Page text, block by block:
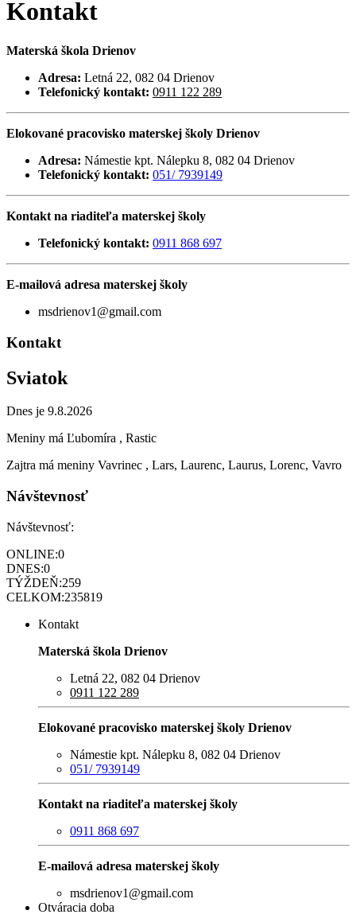
Kontakt
Materská škola Drienov
Adresa: Letná 22, 082 04 Drienov
Telefonický kontakt: 0911 122 289
Elokované pracovisko materskej školy Drienov
Adresa: Námestie kpt. Nálepku 8, 082 04 Drienov
Telefonický kontakt: 051/ 7939149
Kontakt na riaditeľa materskej školy
Telefonický kontakt: 0911 868 697
E-mailová adresa materskej školy
msdrienov1@gmail.com
Kontakt
Sviatok
Dnes je 9.8.2026
Meniny má Ľubomíra , Rastic
Zajtra má meniny Vavrinec , Lars, Laurenc, Laurus, Lorenc, Vavro
Návštevnosť
Návštevnosť:
ONLINE:0
DNES:0
TÝŽDEŇ:259
CELKOM:235819
Kontakt
Materská škola Drienov
Letná 22, 082 04 Drienov
0911 122 289
Elokované pracovisko materskej školy Drienov
Námestie kpt. Nálepku 8, 082 04 Drienov
051/ 7939149
Kontakt na riaditeľa materskej školy
0911 868 697
E-mailová adresa materskej školy
msdrienov1@gmail.com
Otváracia doba